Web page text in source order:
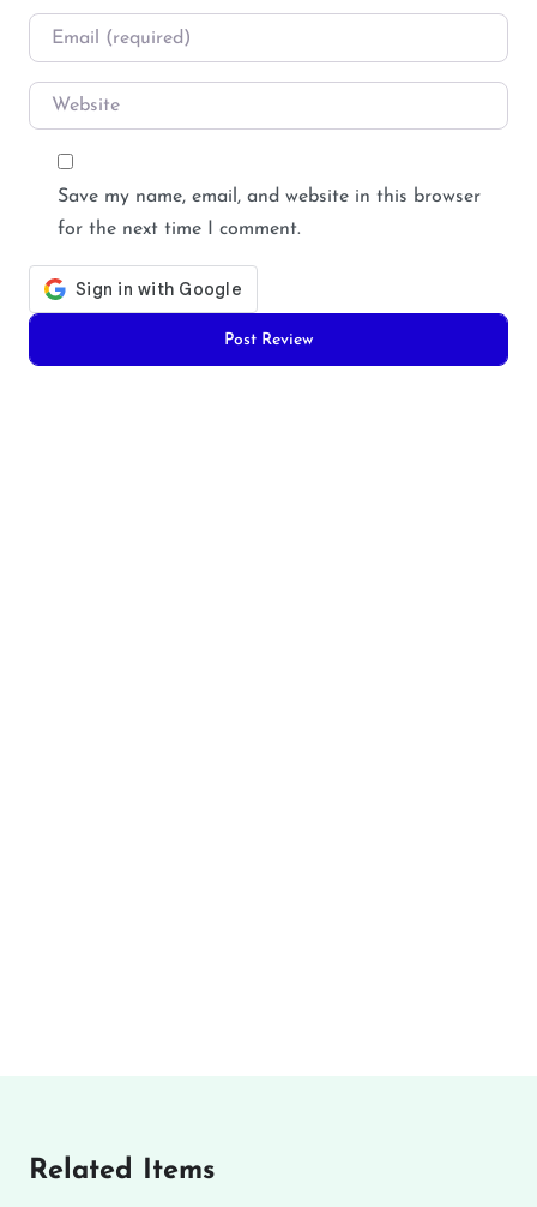
Email
Website
Save my name, email, and website in this browser
for the next time I comment.
Related Items